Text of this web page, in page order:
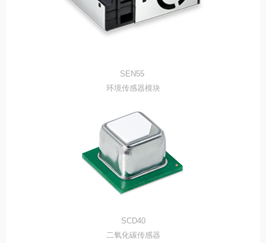
SEN55
环境传感器模块
SCD40
二氧化碳传感器